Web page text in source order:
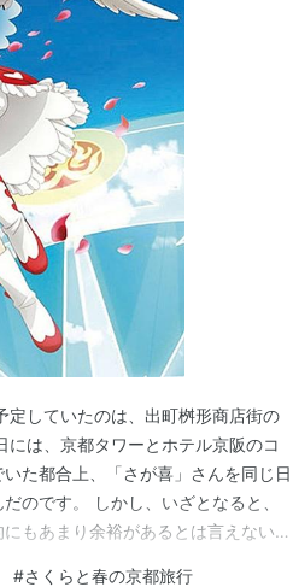
定していたのは、出町桝形商店街の
には、京都タワーとホテル京阪のコ
た都合上、「さが喜」さんを同じ日
のです。 しかし、いざとなると、
もあまり余裕があるとは言えない近
#さくらと春の京都旅行